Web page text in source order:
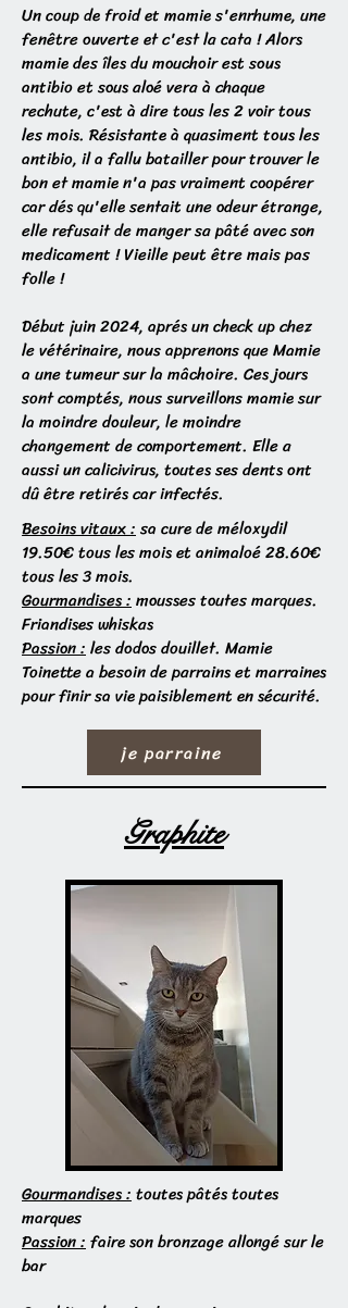
Un coup de froid et mamie s'enrhume, une
fenêtre ouverte et c'est la cata ! Alors
mamie des îles du mouchoir est sous
antibio et sous aloé vera à chaque
rechute, c'est à dire tous les 2 voir tous
les mois. Résistante à quasiment tous les
antibio, il a fallu batailler pour trouver le
bon et mamie n'a pas vraiment coopérer
car dés qu'elle sentait une odeur étrange,
elle refusait de manger sa pâté avec son
medicament ! Vieille peut être mais pas
folle !
Début juin 2024, aprés un check up chez
le vétérinaire, nous apprenons que Mamie
a une tumeur sur la mâchoire. Ces jours
sont comptés, nous surveillons mamie sur
la moindre douleur, le moindre
changement de comportement. Elle a
aussi un calicivirus, toutes ses dents ont
dû être retirés car infectés.
Besoins vitaux :sa cure de méloxydil
19.50€ tous les mois et animaloé 28.60€
tous les 3 mois.
Gourmandises :mousses toutes marques.
Friandises whiskas
Passion :les dodos douillet. Mamie
Toinette a besoin de parrains et marraines
pour finir sa vie paisiblement en sécurité.
je parraine
Graphite
Gourmandises :toutes pâtés toutes
marques
Passion :faire son bronzage allongé sur le
bar